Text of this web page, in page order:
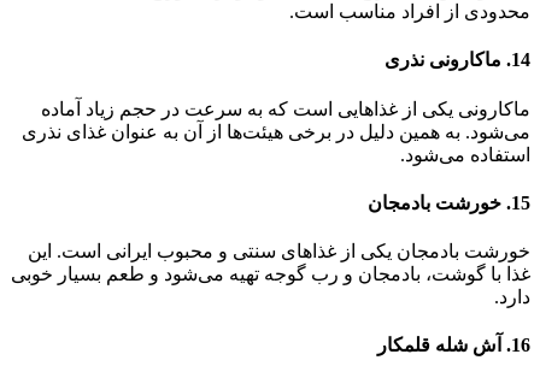
محدودی از افراد مناسب است.
14. ماکارونی نذری
ماکارونی یکی از غذاهایی است که به سرعت در حجم زیاد آماده
می‌شود. به همین دلیل در برخی هیئت‌ها از آن به عنوان غذای نذری
استفاده می‌شود.
15. خورشت بادمجان
خورشت بادمجان یکی از غذاهای سنتی و محبوب ایرانی است. این
غذا با گوشت، بادمجان و رب گوجه تهیه می‌شود و طعم بسیار خوبی
دارد.
16. آش شله قلمکار